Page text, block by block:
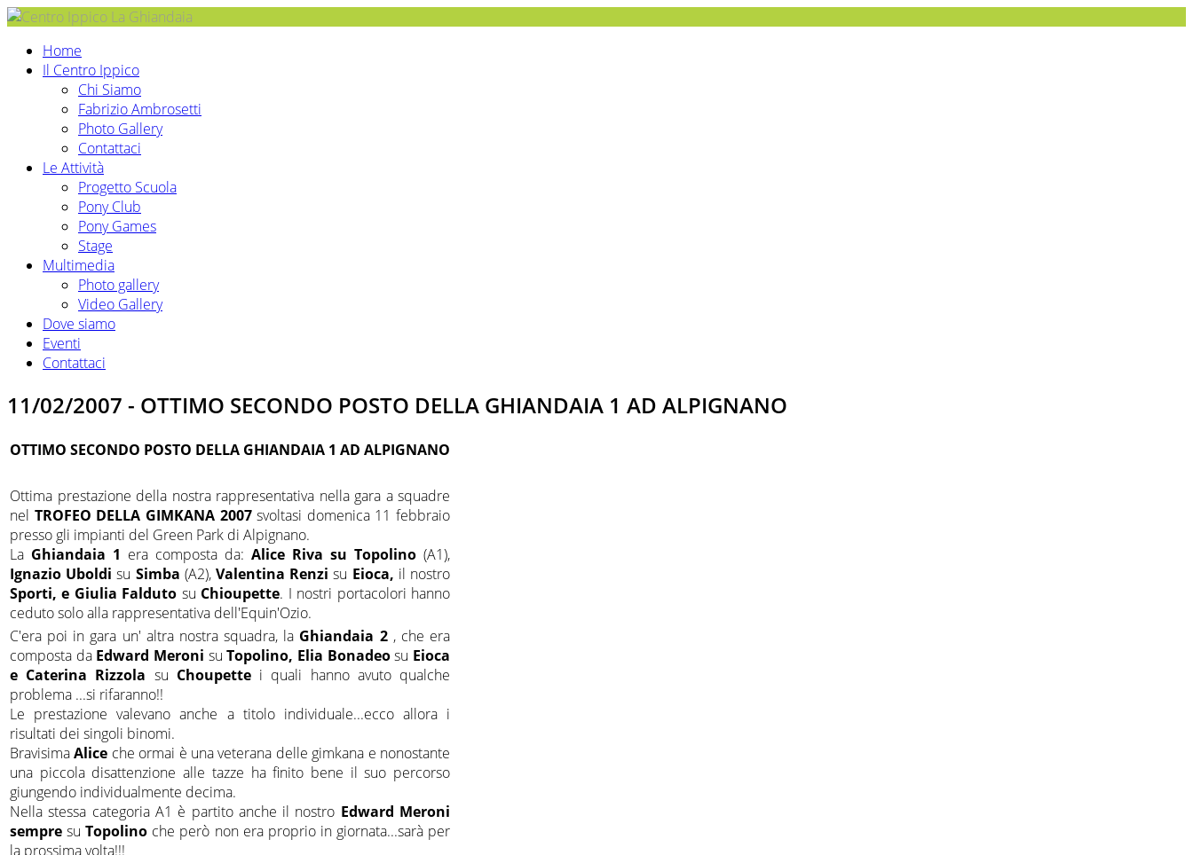
Home
Il Centro Ippico
Chi Siamo
Fabrizio Ambrosetti
Photo Gallery
Contattaci
Le Attività
Progetto Scuola
Pony Club
Pony Games
Stage
Multimedia
Photo gallery
Video Gallery
Dove siamo
Eventi
Contattaci
11/02/2007 - OTTIMO SECONDO POSTO DELLA GHIANDAIA 1 AD ALPIGNANO
OTTIMO SECONDO POSTO DELLA GHIANDAIA 1 AD ALPIGNANO
Ottima prestazione della nostra rappresentativa nella gara a squadre
nel TROFEO DELLA GIMKANA 2007svoltasi domenica 11 febbraio
presso gli impianti del Green Park di Alpignano.
La Ghiandaia 1 era composta da: Alice Riva su Topolino (A1),
Ignazio Uboldisu Simba (A2),Valentina Renzisu Eioca, il nostro
Sporti, e Giulia Falduto su Chioupette. I nostri portacolori hanno
ceduto solo alla rappresentativa dell'Equin'Ozio.
C'era poi in gara un' altra nostra squadra, la Ghiandaia 2 , che era
composta da Edward Meroni suTopolino, Elia Bonadeosu Eioca
e Caterina Rizzola su Choupettei quali hanno avuto qualche
problema ...si rifaranno!!
Le prestazione valevano anche a titolo individuale...ecco allora i
risultati dei singoli binomi.
BravisimaAlice che ormai è una veterana delle gimkana e nonostante
una piccola disattenzione alle tazze ha finito bene il suo percorso
giungendo individualmente decima.
Nella stessa categoria A1 è partito anche il nostro Edward Meroni
sempresuTopolino che però non era proprio in giornata...sarà per
la prossima volta!!!